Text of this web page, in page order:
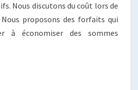
Nous discutons du coût lors de
proposons des forfaits qui
à économiser des sommes